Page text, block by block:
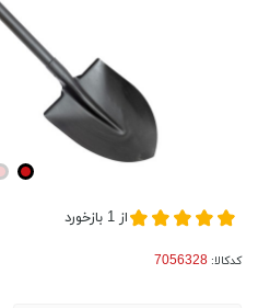
از 1 بازخورد
کدکالا: